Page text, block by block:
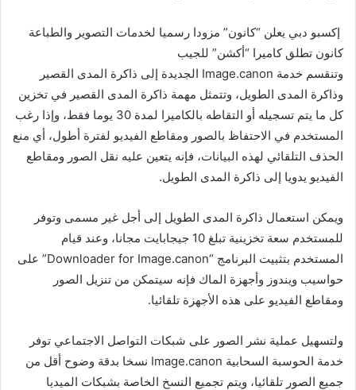
إكسبو دبي يعلن “كانون” مزودا رسميا لخدمات التصوير والطباعة
كانون تطلق كاميرا “أكشن” للجيب
وتنقسم خدمة Image.canon الجديدة إلى ذاكرة المدى القصير
وذاكرة المدى الطويل، وتتمثل مهمة ذاكرة المدى القصير في تخزين
كل ما يتم تسجيله أو التقاطه بالكاميرا لمدة 30 يوما فقط، وإذا رغب
المستخدم في الاحتفاظ بالصور ومقاطع الفيديو لفترة أطول، أي منع
الحذف التلقائي لهذه البيانات، فإنه يتعين عليه نقل الصور ومقاطع
الفيديو يدويا إلى ذاكرة المدى الطويل.
ويمكن استعمال ذاكرة المدى الطويل إلى أجل غير مسمى وتوفر
للمستخدم سعة تخزينية تبلغ 10 جيجابايت مجانا، وعند قيام
المستخدم بتثبيت البرنامج “Downloader for Image.canon” على
حواسيب ويندوز وأجهزة الماك فإنه سيتمكن من تنزيل الصور
ومقاطع الفيديو على هذه الأجهزة تلقائيا.
ولتسهيل عملية نشر الصور على شبكات التواصل الاجتماعي توفر
خدمة الحوسبة السحابية Image.canon نسخا بدقة وضوح أقل من
جميع الصور تلقائيا، ويتم تجميع النسخ الخاصة بشبكات الميديا